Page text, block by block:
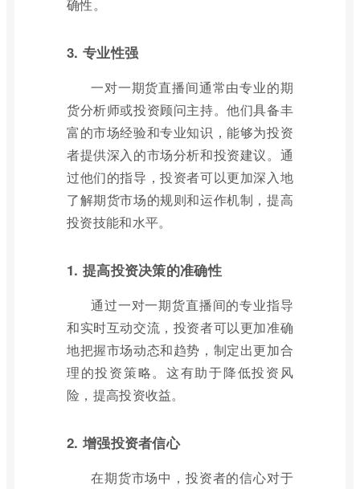
确性。
3. 专业性强
一对一期货直播间通常由专业的期
货分析师或投资顾问主持。他们具备丰
富的市场经验和专业知识，能够为投资
者提供深入的市场分析和投资建议。通
过他们的指导，投资者可以更加深入地
了解期货市场的规则和运作机制，提高
投资技能和水平。
1. 提高投资决策的准确性
通过一对一期货直播间的专业指导
和实时互动交流，投资者可以更加准确
地把握市场动态和趋势，制定出更加合
理的投资策略。这有助于降低投资风
险，提高投资收益。
2. 增强投资者信心
在期货市场中，投资者的信心对于